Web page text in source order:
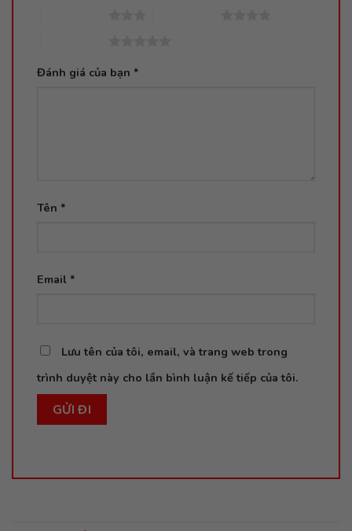
Đánh giá của bạn *
Tên *
Email *
Lưu tên của tôi, email, và trang web trong
trình duyệt này cho lần bình luận kế tiếp của tôi.